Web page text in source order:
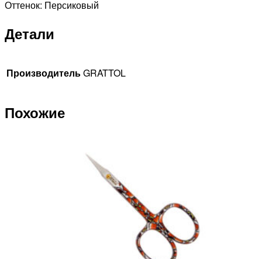
Оттенок: Персиковый
Детали
ПроизводительGRATTOL
Похожие